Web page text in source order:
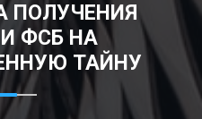
ПОЛУЧЕНИЯ
ФСБ НА
ТАЙНУ